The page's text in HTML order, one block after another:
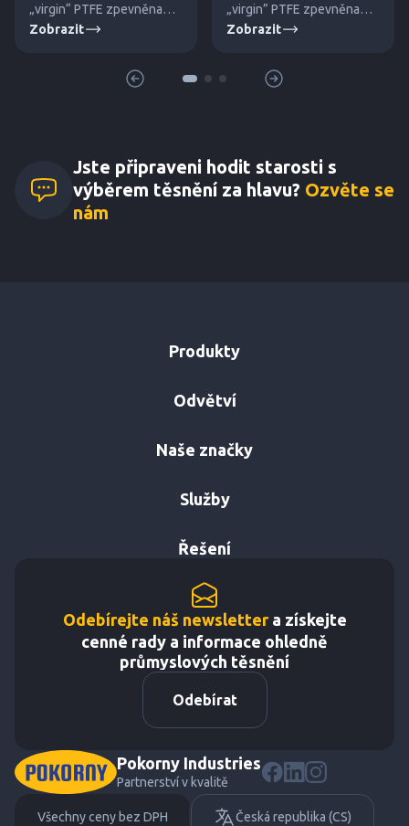
„virgin“ PTFE zpevněna
dutými skleněnými
Zobrazit
„virgin” PTFE zpevněna
křemičitým plnivem proti
vysoké tlaky a teploty.
Zobrazit
Jste připraveni hodit starosti s
výběrem těsnění za hlavu? Ozvěte se
nám
Produkty
Odvětví
Naše značky
Služby
Řešení
Odebírejte náš newslettera získejte
cenné rady a informace ohledně
průmyslových těsnění
Odebírat
Pokorny Industries
Partnerství v kvalitě
Všechny ceny bez DPH Česká republika (CS)